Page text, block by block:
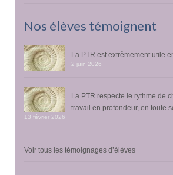
Nos élèves témoignent
La PTR est extrêmement utile
2 juin 2026
La PTR respecte le rythme de
travail en profondeur, en toute
13 février 2026
Voir tous les témoignages d’élèves